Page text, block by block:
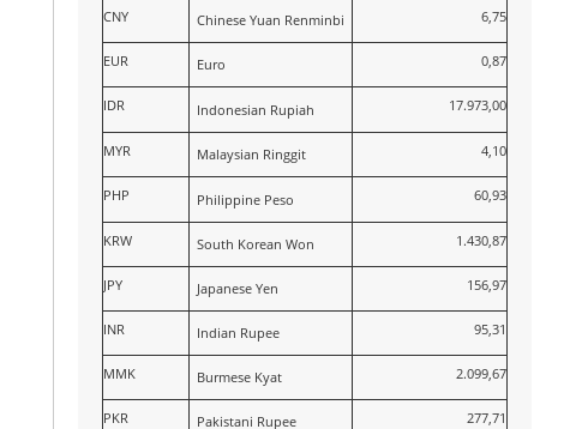
CNY Chinese Yuan Renminbi 6,75
EUR Euro 0,87
IDR Indonesian Rupiah 17.973,00
MYR Malaysian Ringgit 4,10
PHP Philippine Peso 60,93
KRW South Korean Won 1.430,87
JPY Japanese Yen 156,97
INR Indian Rupee 95,31
MMK Burmese Kyat 2.099,67
PKR Pakistani Rupee 277,71